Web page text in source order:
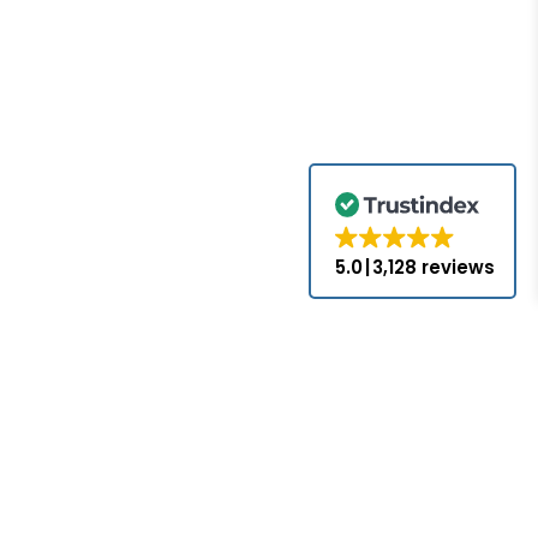
5.0 3,128 reviews